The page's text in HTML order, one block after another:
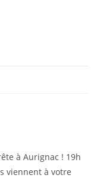
à Aurignac ! 19h
viennent à votre